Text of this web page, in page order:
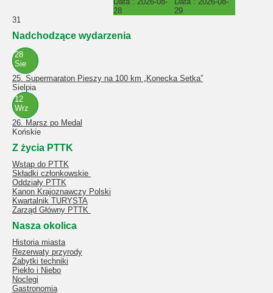
28
29
31
Nadchodzące wydarzenia
28
Sie
25. Supermaraton Pieszy na 100 km „Konecka Setka”
Sielpia
12
Wrz
26. Marsz po Medal
Końskie
Z życia PTTK
Wstąp do PTTK
Składki członkowskie
Oddziały PTTK
Kanon Krajoznawczy Polski
Kwartalnik TURYSTA
Zarząd Główny PTTK
Nasza okolica
Historia miasta
Rezerwaty przyrody
Zabytki techniki
Piekło i Niebo
Noclegi
Gastronomia